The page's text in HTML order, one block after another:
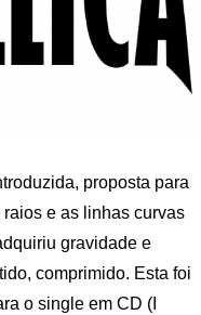
proposta para
e as linhas curvas
gravidade e
comprimido. Esta foi
o single em CD (I